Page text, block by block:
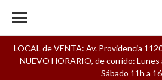
LOCAL de VENTA: Av. Providencia
NUEVO HORARIO, de corrido: Lunes
Sábado 11h a